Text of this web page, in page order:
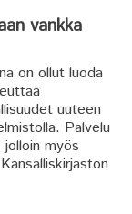
vankka
on ollut luoda
uuteen
Palvelu
myös